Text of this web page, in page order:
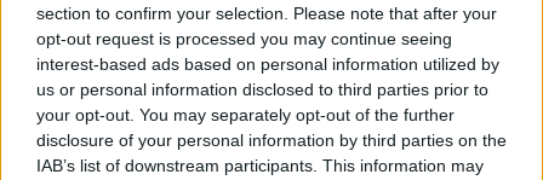
section to confirm your selection. Please note that after your
opt-out request is processed you may continue seeing
interest-based ads based on personal information utilized by
us or personal information disclosed to third parties prior to
your opt-out. You may separately opt-out of the further
disclosure of your personal information by third parties on the
IAB’s list of downstream participants. This information may